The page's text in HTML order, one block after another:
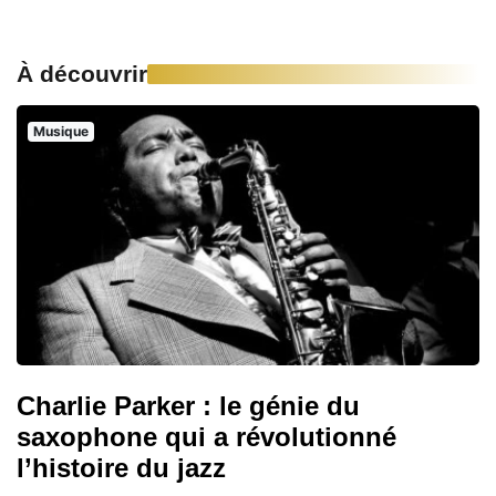
À découvrir
Musique
Charlie Parker : le génie du
saxophone qui a révolutionné
l’histoire du jazz